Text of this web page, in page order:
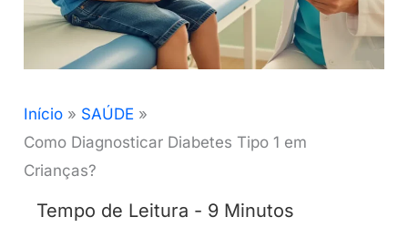
Início
SAÚDE
Como Diagnosticar Diabetes Tipo 1 em
Crianças?